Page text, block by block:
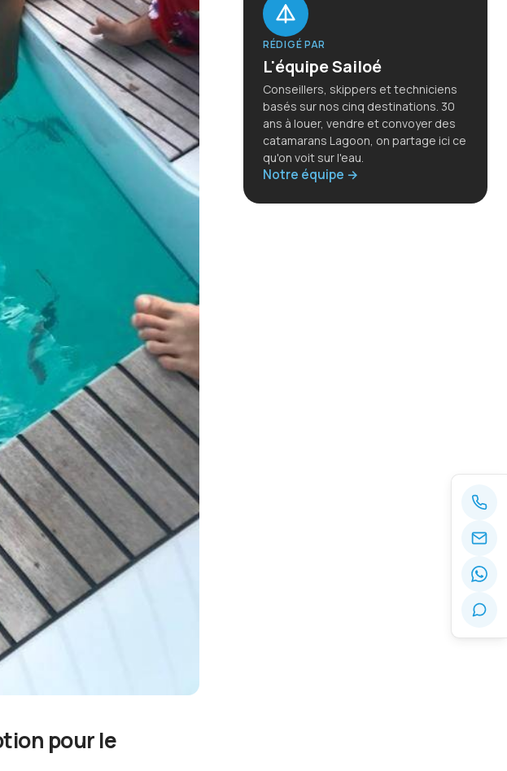
pour le
RÉDIGÉ PAR
L'équipe Sailoé
Conseillers, skippers et techniciens
basés sur nos cinq destinations. 30
ans à louer, vendre et convoyer des
catamarans Lagoon, on partage ici ce
qu'on voit sur l'eau.
Notre équipe →